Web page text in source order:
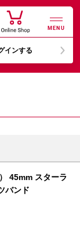
MENU
インする
45mm スターラ
バンド